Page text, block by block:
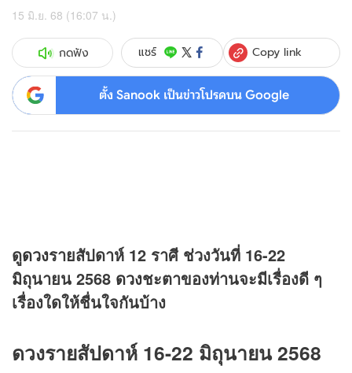
15 มิ.ย. 68 (16:07 น.)
กดฟัง แชร์ Copy link
ตั้ง Sanook เป็นข่าวโปรดบน Google
ดูดวงรายสัปดาห์ 12 ราศี ช่วงวันที่ 16-22
มิถุนายน 2568 ดวงชะตาของท่านจะมีเรื่องดี ๆ
เรื่องใดให้ชื่นใจกันบ้าง
ดวงรายสัปดาห์ 16-22 มิถุนายน 2568